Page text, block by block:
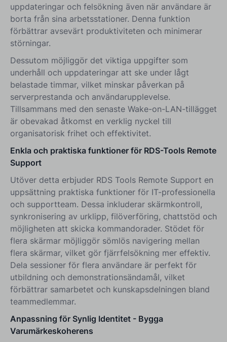
uppdateringar och felsökning även när användare är
borta från sina arbetsstationer. Denna funktion
förbättrar avsevärt produktiviteten och minimerar
störningar.
Dessutom möjliggör det viktiga uppgifter som
underhåll och uppdateringar att ske under lågt
belastade timmar, vilket minskar påverkan på
serverprestanda och användarupplevelse.
Tillsammans med den senaste Wake-on-LAN-tillägget
är obevakad åtkomst en verklig nyckel till
organisatorisk frihet och effektivitet.
Enkla och praktiska funktioner för RDS-Tools Remote
Support
Utöver detta erbjuder RDS Tools Remote Support en
uppsättning praktiska funktioner för IT-professionella
och supportteam. Dessa inkluderar skärmkontroll,
synkronisering av urklipp, filöverföring, chattstöd och
möjligheten att skicka kommandorader. Stödet för
flera skärmar möjliggör sömlös navigering mellan
flera skärmar, vilket gör fjärrfelsökning mer effektiv.
Dela sessioner för flera användare är perfekt för
utbildning och demonstrationsändamål, vilket
förbättrar samarbetet och kunskapsdelningen bland
teammedlemmar.
Anpassning för Synlig Identitet - Bygga
Varumärkeskoherens